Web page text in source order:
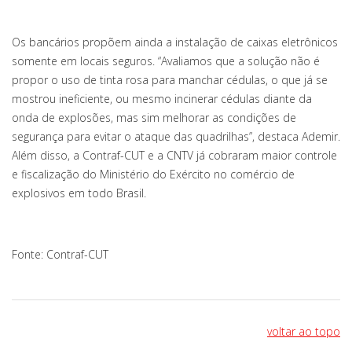
Os bancários propõem ainda a instalação de caixas eletrônicos
somente em locais seguros. “Avaliamos que a solução não é
propor o uso de tinta rosa para manchar cédulas, o que já se
mostrou ineficiente, ou mesmo incinerar cédulas diante da
onda de explosões, mas sim melhorar as condições de
segurança para evitar o ataque das quadrilhas”, destaca Ademir.
Além disso, a Contraf-CUT e a CNTV já cobraram maior controle
e fiscalização do Ministério do Exército no comércio de
explosivos em todo Brasil.
Fonte: Contraf-CUT
voltar ao topo